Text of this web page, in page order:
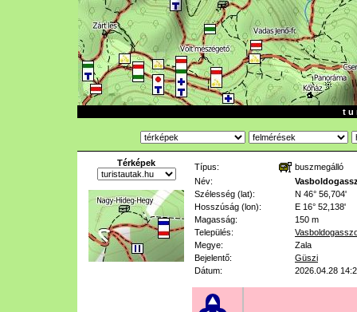
t u
Térképek Típus:
buszmegálló
Név:
Szélesség (lat):
N 46° 56,704'
Hosszúság (lon):
E 16° 52,138'
Magasság:
150 m
Település:
Megye:
Zala
Bejelentő:
Güszi
Dátum:
2026.04.28